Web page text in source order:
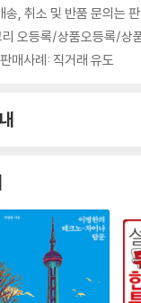
, 취소 및 반품 문의는
오등록/상품오등록/상
매사례: 직거래 유도